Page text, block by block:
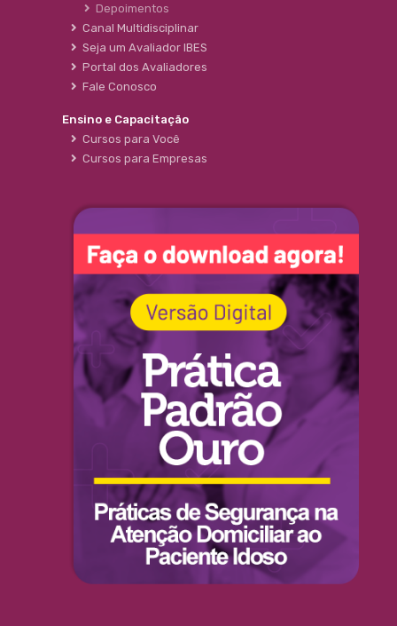
Depoimentos
Canal Multidisciplinar
Seja um Avaliador IBES
Portal dos Avaliadores
Fale Conosco
Ensino e Capacitação
Cursos para Você
Cursos para Empresas